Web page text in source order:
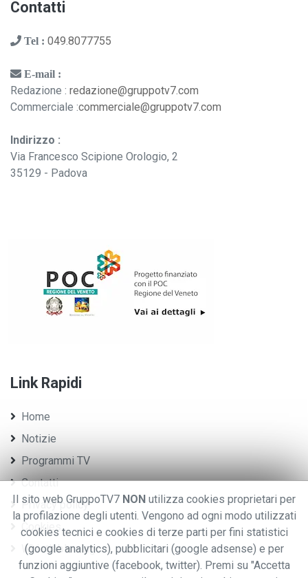
Contatti
Tel : 049.8077755
E-mail :
Redazione : redazione@gruppotv7.com
Commerciale :commerciale@gruppotv7.com
Indirizzo :
Via Francesco Scipione Orologio, 2
35129 - Padova
Link Rapidi
Home
Notizie
Programmi TV
Contatti
Privacy policy
Cookies
Whistleblowing
Il sito web GruppoTV7 NON utilizza cookies proprietari per
la profilazione degli utenti. Vengono ad ogni modo utilizzati
cookies tecnici e cookies di terze parti per fini statistici
(google analytics), pubblicitari (google adsense) e per
funzioni aggiuntive (facebook, twitter). Premi su "Accetta